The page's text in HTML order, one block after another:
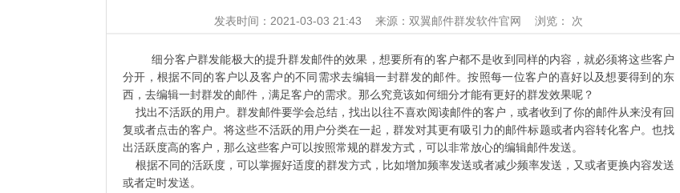
发表时间：2021-03-03 21:43 来源：双翼邮件群发软件官网 浏览： 次
细分客户群发能极大的提升群发邮件的效果，想要所有的客户都不是收到同样的内容，就必须将这些客户
分开，根据不同的客户以及客户的不同需求去编辑一封群发的邮件。按照每一位客户的喜好以及想要得到的东
西，去编辑一封群发的邮件，满足客户的需求。那么究竟该如何细分才能有更好的群发效果呢？
找出不活跃的用户。群发邮件要学会总结，找出以往不喜欢阅读邮件的客户，或者收到了你的邮件从来没有回
复或者点击的客户。将这些不活跃的用户分类在一起，群发对其更有吸引力的邮件标题或者内容转化客户。也找
出活跃度高的客户，那么这些客户可以按照常规的群发方式，可以非常放心的编辑邮件发送。
根据不同的活跃度，可以掌握好适度的群发方式，比如增加频率发送或者减少频率发送，又或者更换内容发送
或者定时发送。